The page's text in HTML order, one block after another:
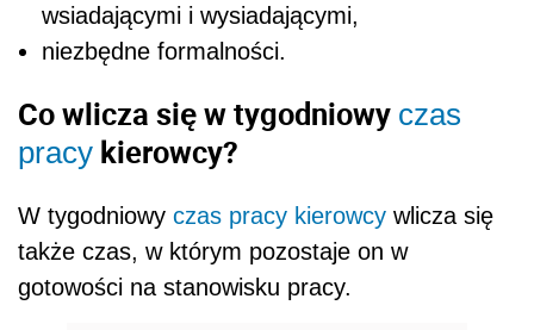
wsiadającymi i wysiadającymi,
niezbędne formalności.
Co wlicza się w tygodniowy czas
pracy kierowcy?
W tygodniowy czas pracy kierowcy wlicza się
także czas, w którym pozostaje on w
gotowości na stanowisku pracy.